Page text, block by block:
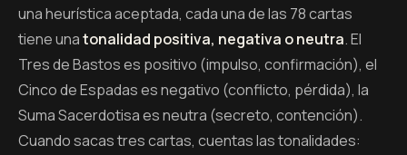
una heurística aceptada, cada una de las 78 cartas
tiene unatonalidad positiva, negativa o neutra. El
Tres de Bastos es positivo (impulso, confirmación), el
Cinco de Espadas es negativo (conflicto, pérdida), la
Suma Sacerdotisa es neutra (secreto, contención).
Cuando sacas tres cartas, cuentas las tonalidades: